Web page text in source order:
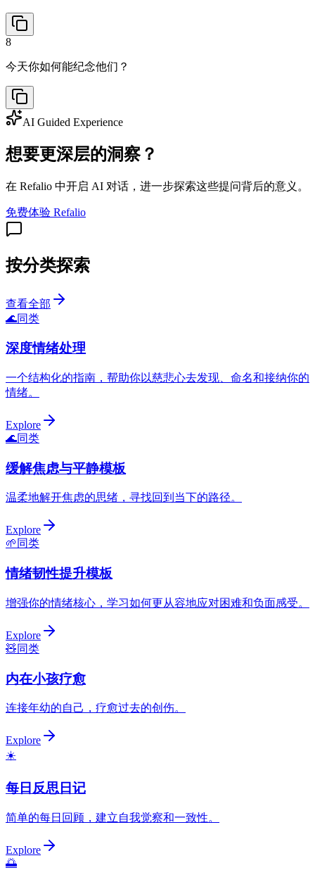
8
今天你如何能纪念他们？
AI Guided Experience
想要更深层的洞察？
在 Refalio 中开启 AI 对话，进一步探索这些提问背后的意义。
免费体验 Refalio
按分类探索
查看全部
🌊同类
深度情绪处理
一个结构化的指南，帮助你以慈悲心去发现、命名和接纳你的
情绪。
Explore
🌊同类
缓解焦虑与平静模板
温柔地解开焦虑的思绪，寻找回到当下的路径。
Explore
🌱 同类
情绪韧性提升模板
增强你的情绪核心，学习如何更从容地应对困难和负面感受。
Explore
🧸同类
内在小孩疗愈
连接年幼的自己，疗愈过去的创伤。
Explore
☀️
每日反思日记
简单的每日回顾，建立自我觉察和一致性。
Explore
🌅